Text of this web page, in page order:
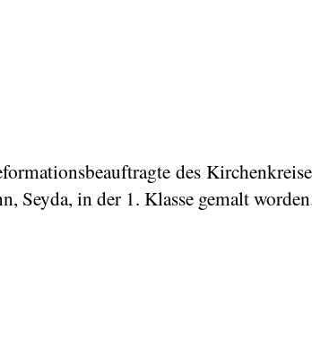
des
Seyda, in der 1. Klasse gemalt